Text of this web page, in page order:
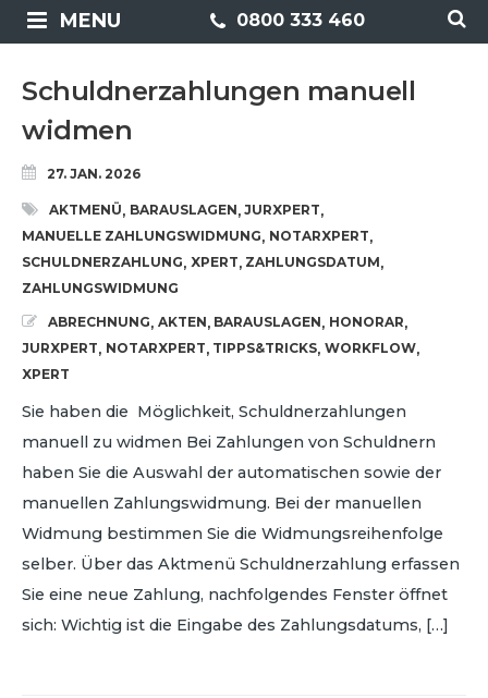
0800 333 460
MENU
Schuldnerzahlungen manuell
widmen
27. JAN. 2026
AKTMENÜ, BARAUSLAGEN, JURXPERT,
MANUELLE ZAHLUNGSWIDMUNG, NOTARXPERT,
SCHULDNERZAHLUNG, XPERT, ZAHLUNGSDATUM,
ZAHLUNGSWIDMUNG
ABRECHNUNG, AKTEN, BARAUSLAGEN, HONORAR,
JURXPERT, NOTARXPERT, TIPPS&TRICKS, WORKFLOW,
XPERT
Sie haben die Möglichkeit, Schuldnerzahlungen
manuell zu widmen Bei Zahlungen von Schuldnern
haben Sie die Auswahl der automatischen sowie der
manuellen Zahlungswidmung. Bei der manuellen
Widmung bestimmen Sie die Widmungsreihenfolge
selber. Über das Aktmenü Schuldnerzahlung erfassen
Sie eine neue Zahlung, nachfolgendes Fenster öffnet
sich: Wichtig ist die Eingabe des Zahlungsdatums, […]